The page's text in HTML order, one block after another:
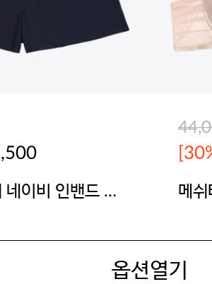
네이비 인밴드 트
메쉬
옵션열기